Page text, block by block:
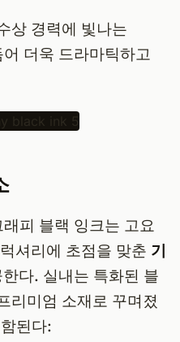
상 경력에 빛나는
더욱 드라마틱하고
피 블랙 잉크는 고요
셔리에 초점을 맞춘 기
다. 실내는 특화된 블
리미엄 소재로 꾸며졌
된다: